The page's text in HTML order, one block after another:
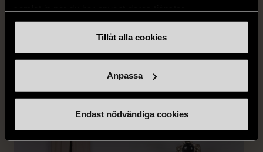
Tillåt alla cookies
Anpassa
Endast nödvändiga cookies
S (34-36) Gott skick
Vintage
S (34-36)
999 kr